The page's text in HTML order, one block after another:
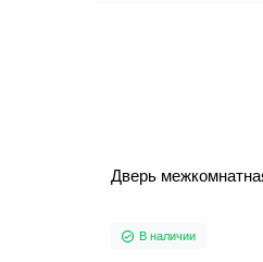
Дверь
В наличии